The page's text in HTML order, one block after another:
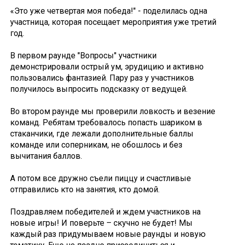
«Это уже четвертая моя победа!" - поделилась одна
участница, которая посещает мероприятия уже третий
год.
В первом раунде "Вопросы" участники
демонстрировали острый ум, эрудицию и активно
пользовались фантазией. Пару раз у участников
получилось выпросить подсказку от ведущей.
Во втором раунде мы проверили ловкость и везение
команд. Ребятам требовалось попасть шариком в
стаканчики, где лежали дополнительные баллы
команде или соперникам, не обошлось и без
вычитания баллов.
А потом все дружно съели пиццу и счастливые
отправились кто на занятия, кто домой.
Поздравляем победителей и ждем участников на
новые игры! И поверьте – скучно не будет! Мы
каждый раз придумываем новые раунды и новую